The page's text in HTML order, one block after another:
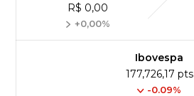
R$ 0,00
+0,00%
Ibovespa
177,726,17 pts
-0.09%